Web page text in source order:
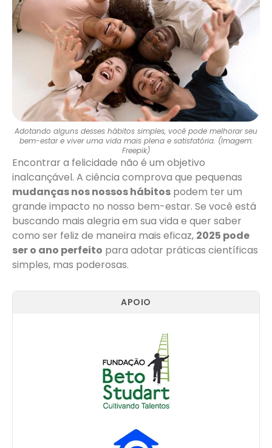
Adotando alguns desses hábitos simples, você pode melhorar seu
bem-estar e viver uma vida mais plena e satisfatória. (Imagem:
Freepik)
Encontrar a felicidade não é um objetivo
inalcançável. A ciência comprova que pequenas
mudanças nos nossos hábitos podem ter um
grande impacto no nosso bem-estar. Se você está
buscando mais alegria em sua vida e quer saber
como ser feliz de maneira mais eficaz, 2025 pode
ser o ano perfeito para adotar práticas científicas
simples, mas poderosas.
APOIO